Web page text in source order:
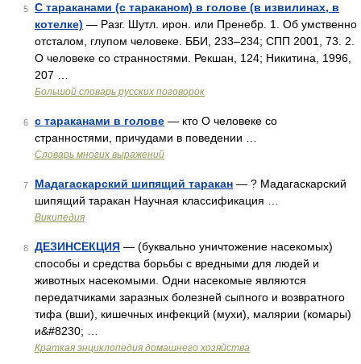
5
С тараканами (с тараканом) в голове (в извилинах, в
котелке) — Разг. Шутл. ирон. или Пренебр. 1. Об умственно
отсталом, глупом человеке. ББИ, 233–234; СПП 2001, 73. 2.
О человеке со странностями. Рекшан, 124; Никитина, 1996,
207 …
Большой словарь русских поговорок
6 с тараканами в голове — кто О человеке со
странностями, причудами в поведении …
Словарь многих выражений
7 Мадагаскарский шипящий таракан — ? Мадагаскарский
шипящий таракан Научная классификация …
Википедия
8 ДЕЗИНСЕКЦИЯ — (буквально уничтожение насекомых)
способы и средства борьбы с вредными для людей и
животных насекомыми. Одни насекомые являются
передатчиками заразных болезней сыпного и возвратного
тифа (вши), кишечных инфекций (мухи), малярии (комары)
и&#8230; …
Краткая энциклопедия домашнего хозяйства